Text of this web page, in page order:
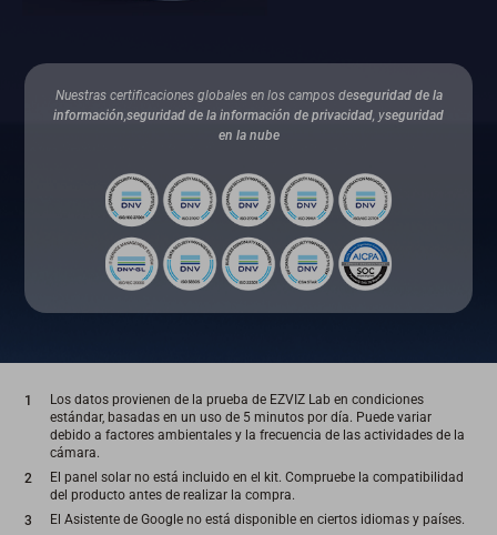
Nuestras certificaciones globales en los campos deseguridad de la
información,seguridad de la información de privacidad, yseguridad
en la nube
Los datos provienen de la prueba de EZVIZ Lab en condiciones
estándar, basadas en un uso de 5 minutos por día. Puede variar
debido a factores ambientales y la frecuencia de las actividades de la
cámara.
El panel solar no está incluido en el kit. Compruebe la compatibilidad
del producto antes de realizar la compra.
El Asistente de Google no está disponible en ciertos idiomas y países.